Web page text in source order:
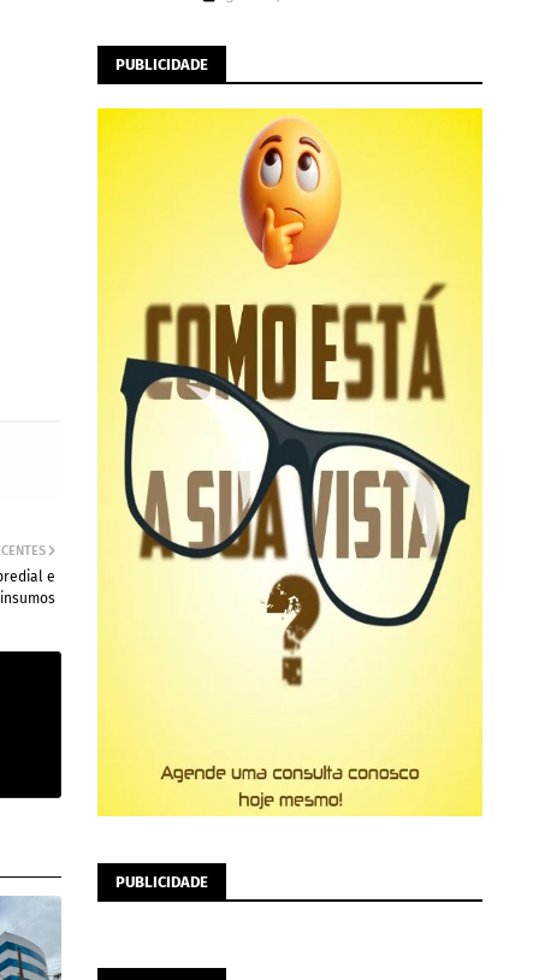
e
insumos
PUBLICIDADE
PUBLICIDADE